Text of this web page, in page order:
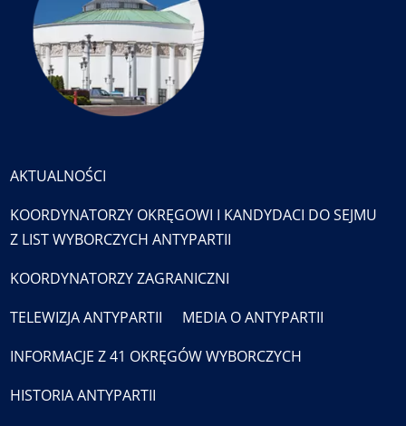
AKTUALNOŚCI
KOORDYNATORZY OKRĘGOWI I KANDYDACI DO SEJMU
Z LIST WYBORCZYCH ANTYPARTII
KOORDYNATORZY ZAGRANICZNI
TELEWIZJA ANTYPARTII
MEDIA O ANTYPARTII
INFORMACJE Z 41 OKRĘGÓW WYBORCZYCH
HISTORIA ANTYPARTII